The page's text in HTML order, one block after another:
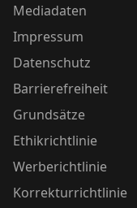
Mediadaten
Impressum
Datenschutz
Barrierefreiheit
Grundsätze
Ethikrichtlinie
Werberichtlinie
Korrekturrichtlinie